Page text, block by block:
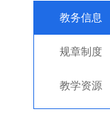
教务信息
规章制度
教学资源